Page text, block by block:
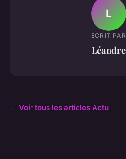
L
ECRIT PAR
Léandre
← Voir tous les articles Actu